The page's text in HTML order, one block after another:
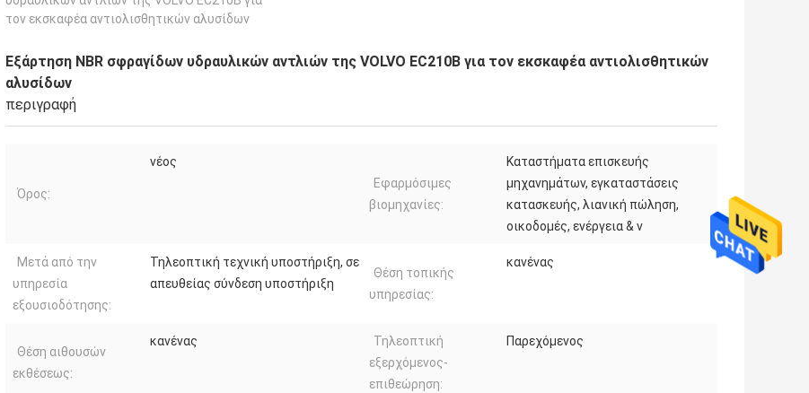
τον εκσκαφέα αντιολισθητικών αλυσίδων
Εξάρτηση NBR σφραγίδων υδραυλικών αντλιών της VOLVO EC210B για τον εκσκαφέα αντιολισθητικών
αλυσίδων
περιγραφή
Όρος:
νέος
Εφαρμόσιμες
βιομηχανίες:
Καταστήματα επισκευής
μηχανημάτων, εγκαταστάσεις
κατασκευής, λιανική πώληση,
οικοδομές, ενέργεια & ν
Μετά από την
υπηρεσία
εξουσιοδότησης:
Τηλεοπτική τεχνική υποστήριξη, σε
απευθείας σύνδεση υποστήριξη
Θέση τοπικής
υπηρεσίας:
κανένας
Θέση αιθουσών
εκθέσεως:
κανένας
Τηλεοπτική
εξερχόμενος-
επιθεώρηση:
Παρεχόμενος